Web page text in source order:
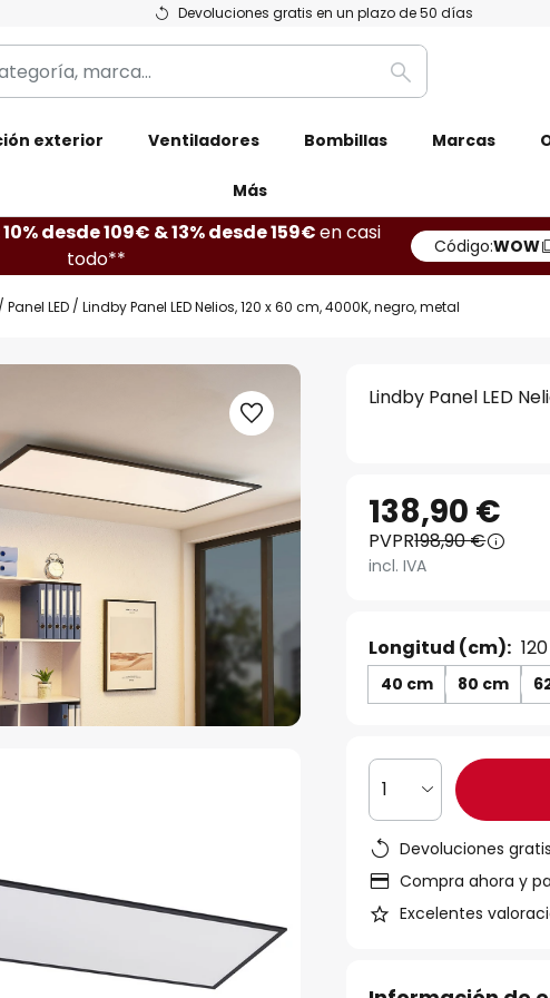
Devoluciones gratis en un plazo de 50 días
Buscar
exterior Ventiladores Bombillas Marcas
Más
10% desde 109€ & 13% desde 159€en casi
todo**
Código:WOW
Panel LED Lindby Panel LED Nelios, 120 x 60 cm, 4000K, negro, metal
Lindby Panel LED
138,90 €
PVPR198,90 €
incl. IVA
Longitud (cm):
40 cm 80 cm
1
Devoluciones
Compra ahora y
Excelentes